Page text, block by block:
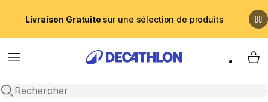
Livraison Gratuite sur une sélection de produits
Menu
Recherche ouverte
My